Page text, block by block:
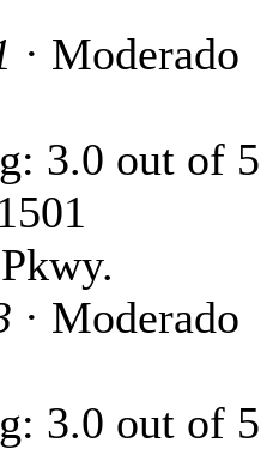
· Moderado
· Moderado